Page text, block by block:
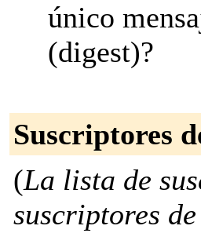
único
(digest)?
Suscriptores
(La lista de
suscriptores